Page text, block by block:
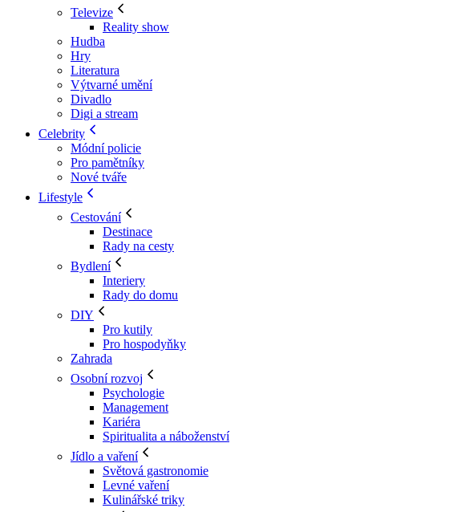
Televize
Reality show
Hudba
Hry
Literatura
Výtvarné umění
Divadlo
Digi a stream
Celebrity
Módní policie
Pro pamětníky
Nové tváře
Lifestyle
Cestování
Destinace
Rady na cesty
Bydlení
Interiery
Rady do domu
DIY
Pro kutily
Pro hospodyňky
Zahrada
Osobní rozvoj
Psychologie
Management
Kariéra
Spiritualita a náboženství
Jídlo a vaření
Světová gastronomie
Levné vaření
Kulinářské triky